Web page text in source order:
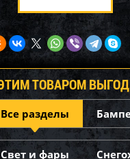
ТОВАРОМ
Все разделы
Свет и фары